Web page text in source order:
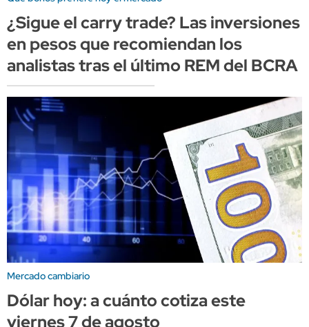
¿Sigue el carry trade? Las inversiones
en pesos que recomiendan los
analistas tras el último REM del BCRA
Mercado cambiario
Dólar hoy: a cuánto cotiza este
viernes 7 de agosto